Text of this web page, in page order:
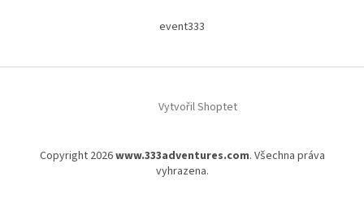
event333
Vytvořil Shoptet
Copyright 2026www.333adventures.com. Všechna práva
vyhrazena.